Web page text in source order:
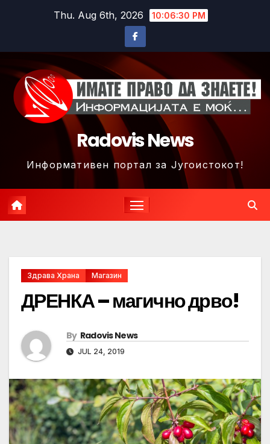
Thu. Aug 6th, 2026 10:06:33 PM
Radovis News
Информативен портал за Југоистокот!
Здрава Храна Магазин
ДРЕНКА – магично дрво!
By Radovis News
JUL 24, 2019